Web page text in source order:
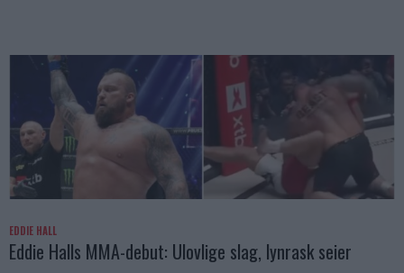
EDDIE HALL
Eddie Halls MMA-debut: Ulovlige slag, lynrask seier